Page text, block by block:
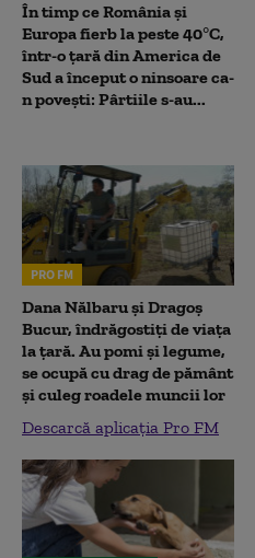
În timp ce România și
Europa fierb la peste 40°C,
într-o țară din America de
Sud a început o ninsoare ca-
n povești: Pârtiile s-au...
PRO FM
Dana Nălbaru și Dragoș
Bucur, îndrăgostiți de viața
la țară. Au pomi și legume,
se ocupă cu drag de pământ
și culeg roadele muncii lor
Descarcă aplicația Pro FM